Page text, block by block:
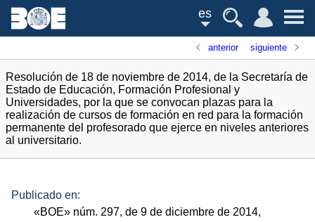
es
anterior siguiente
Resolución de 18 de noviembre de 2014, de la Secretaría de
Estado de Educación, Formación Profesional y
Universidades, por la que se convocan plazas para la
realización de cursos de formación en red para la formación
permanente del profesorado que ejerce en niveles anteriores
al universitario.
Publicado en:
«BOE» núm. 297, de 9 de diciembre de 2014,